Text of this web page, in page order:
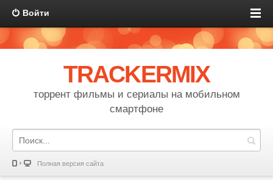
Войти
TRACKERMIX
торрент фильмы и сериалы на мобильном
смартфоне
Полная версия сайта